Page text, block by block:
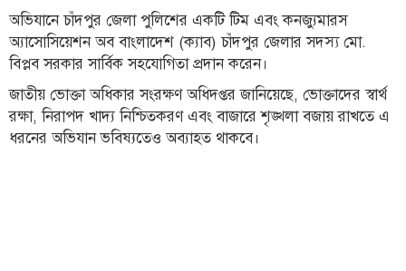
গণমাধ্যম
রাজধানী
ইতিহাস
কথা
কয়
অভিযানে চাঁদপুর জেলা পুলিশের একটি টিম এবং কনজ্যুমারস
অ্যাসোসিয়েশন অব বাংলাদেশ (ক্যাব) চাঁদপুর জেলার সদস্য মো.
বিপ্লব সরকার সার্বিক সহযোগিতা প্রদান করেন।
জাতীয় ভোক্তা অধিকার সংরক্ষণ অধিদপ্তর জানিয়েছে, ভোক্তাদের স্বার্থ
রক্ষা, নিরাপদ খাদ্য নিশ্চিতকরণ এবং বাজারে শৃঙ্খলা বজায় রাখতে এ
ধরনের অভিযান ভবিষ্যতেও অব্যাহত থাকবে।